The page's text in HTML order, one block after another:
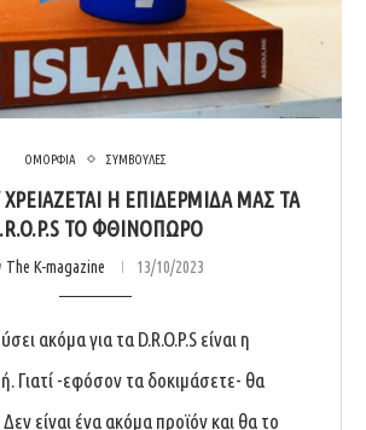
ΟΜΟΡΦΙΑ ΣΥΜΒΟΥΛΕΣ
Η ΕΠΙΔΕΡΜΙΔΑ ΜΑΣ ΤΑ
TO ΦΘΙΝΟΠΩΡΟ
The K-magazine 13/10/2023
ακόμα για τα D.R.O.P.S είναι η
Γιατί -εφόσον τα δοκιμάσετε- θα
είναι ένα ακόμα προϊόν και θα το